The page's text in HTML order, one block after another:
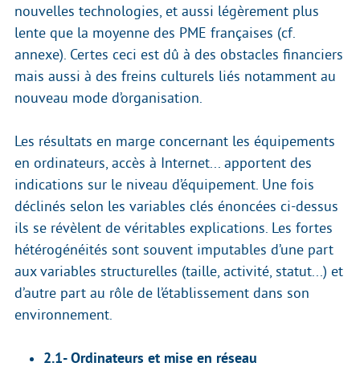
nouvelles technologies, et aussi légèrement plus
lente que la moyenne des PME françaises (cf.
annexe). Certes ceci est dû à des obstacles financiers
mais aussi à des freins culturels liés notamment au
nouveau mode d’organisation.
Les résultats en marge concernant les équipements
en ordinateurs, accès à Internet... apportent des
indications sur le niveau d’équipement. Une fois
déclinés selon les variables clés énoncées ci-dessus
ils se révèlent de véritables explications. Les fortes
hétérogénéités sont souvent imputables d’une part
aux variables structurelles (taille, activité, statut...) et
d’autre part au rôle de l’établissement dans son
environnement.
2.1- Ordinateurs et mise en réseau